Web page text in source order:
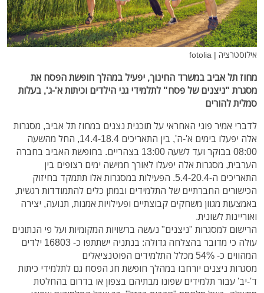
אילוסטרציה | fotolia
מחוז תל אביב במשרד החינוך, יפעיל במהלך חופשת הפסח את
מסגרת "ניצנים של פסח" לתלמידי גני הילדים וכיתות א'-ג', בעלות
סמלית להורים
לדברי אמיר פוני האחראי על תוכנית נצנים במחוז תל אביב, מסגרות
אלה יפעלו בימים א'-ה', בין התאריכים 14.4-18.4, החל מהשעה
08:00 בבוקר ועד לשעה 13:00 בצהריים. בחופשת האביב בחברה
הערבית, מסגרות אלה יפעלו לאורך חמישה ימים רצופים בין
התאריכים ה-5.4-20.4. הפעילות במסגרות אלו תתמקד בחיזוק
הכישורים החברתיים של התלמידים ובמתן כלים להתמודדות רגשית,
באמצעות מגוון משחקים קבוצתיים ופעילויות אמנות, תנועה, יצירה
ואוריינות לשונית.
הרישום למסגרות "ניצנים" נעשה ברשויות המקומיות ועל פי הנתונים
עולה כי מדובר בהצלחה גדולה: בנתניה ישתתפו כ- 16803 ילדים
המהווים כ- 54% מכלל התלמידים הפוטנציאלים
מסגרות ניצנים יורחבו במהלך חופשת חג הפסח גם לתלמידי כיתות
ד'-יב' עבור תלמידים שפונו מבתיהם בצפון או בדרום בהחלטת